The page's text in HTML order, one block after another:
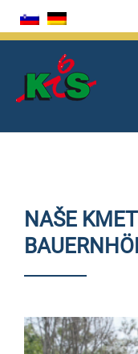
Skip
to
NAŠE